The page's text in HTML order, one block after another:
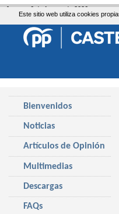
Este sitio web utiliza cookies
Bienvenidos
Noticias
Artículos de Opinión
Multimedias
Descargas
FAQs
Jueves, 6 de Agosto de 2026